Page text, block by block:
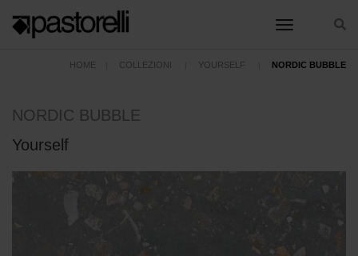
toggle
HOME COLLEZIONI YOURSELF NORDIC BUBBLE
NORDIC BUBBLE
Yourself